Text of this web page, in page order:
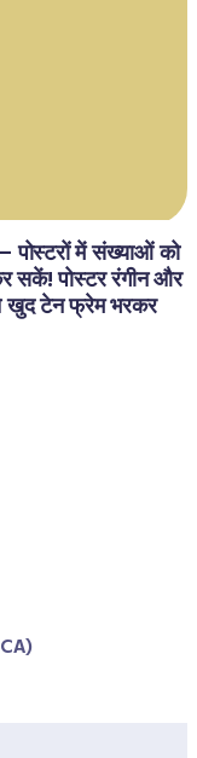
में संख्याओं को
सकें! पोस्टर रंगीन और
खुद टेन फ्रेम भरकर